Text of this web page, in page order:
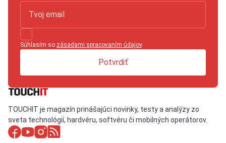
Súhlasím so zásadami spracovaním údajov.
Potvrdiť
TOUCHIT je magazín prinášajúci novinky, testy a analýzy zo
sveta technológií, hardvéru, softvéru či mobilných operátorov.